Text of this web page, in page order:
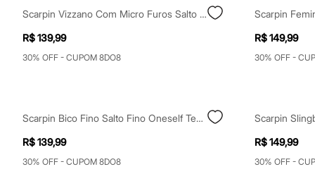
Vestidos
Acessórios
Bolsas
Bonés e Chapéus
Bijoux
Botas
Chinelos
Rasteirinhas
Sandálias
Scarpin Vizzano Com Micro Furos Salto Médio Fino Marrom
R$ 139,99
30% OFF - CUPOM 8DO8
R$ 149,99
30% OFF -
Scarpin Bico Fino Salto Fino Oneself Texturizado Marrom
R$ 139,99
30% OFF - CUPOM 8DO8
R$ 149,99
30% OFF -